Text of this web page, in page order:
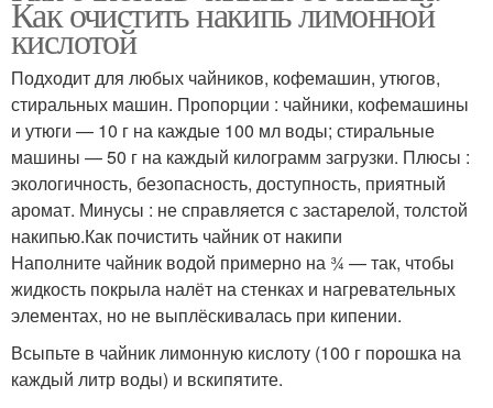
Как очистить накипь лимонной
кислотой
Подходит для любых чайников, кофемашин, утюгов,
стиральных машин. Пропорции : чайники, кофемашины
и утюги — 10 г на каждые 100 мл воды; стиральные
машины — 50 г на каждый килограмм загрузки. Плюсы :
экологичность, безопасность, доступность, приятный
аромат. Минусы : не справляется с застарелой, толстой
накипью.Как почистить чайник от накипи
Наполните чайник водой примерно на ¾ — так, чтобы
жидкость покрыла налёт на стенках и нагревательных
элементах, но не выплёскивалась при кипении.
Всыпьте в чайник лимонную кислоту (100 г порошка на
каждый литр воды) и вскипятите.